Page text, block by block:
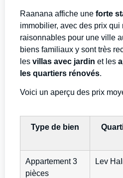
Raanana affiche une forte
immobilier, avec des prix qui
raisonnables pour une ville
biens familiaux y sont très
les villas avec jardin et les
les quartiers rénovés.
Voici un aperçu des prix
Type de bien
Appartement 3
pièces
Lev